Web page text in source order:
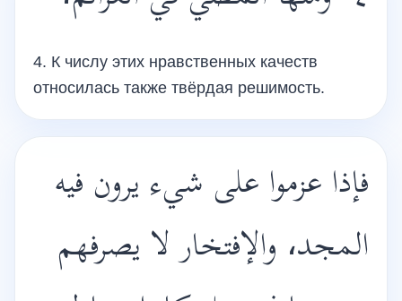
4. К числу этих нравственных качеств
относилась также твёрдая решимость.
فإذا عزموا على شيء يرون فيه
المجد، والإفتخار لا يصرفهم